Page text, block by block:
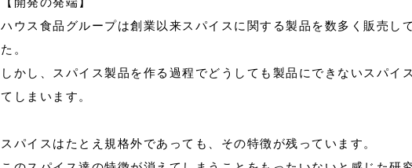
ハウス食品グループは創業以来スパイスに関する製品を数多く販売し
た。
しかし、スパイス製品を作る過程でどうしても製品にできないスパイ
てしまいます。
スパイスはたとえ規格外であっても、その特徴が残っています。